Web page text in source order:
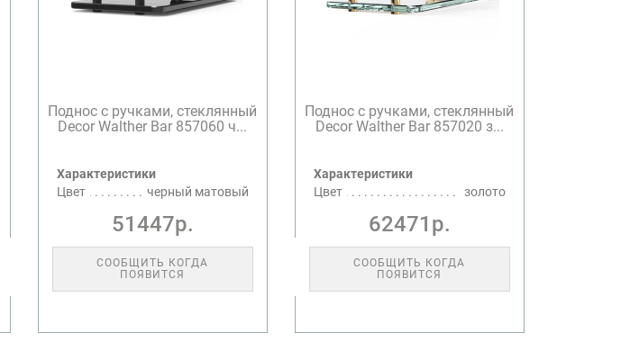
Поднос с ручками, стеклянный
Decor Walther Bar 857060 ч...
Характеристики
Цвет
черный матовый
51447р.
СООБЩИТЬ КОГДА
ПОЯВИТСЯ
Поднос с ручками, стеклянный
Decor Walther Bar 857020 з...
Характеристики
Цвет
золото
62471р.
СООБЩИТЬ КОГДА
ПОЯВИТСЯ